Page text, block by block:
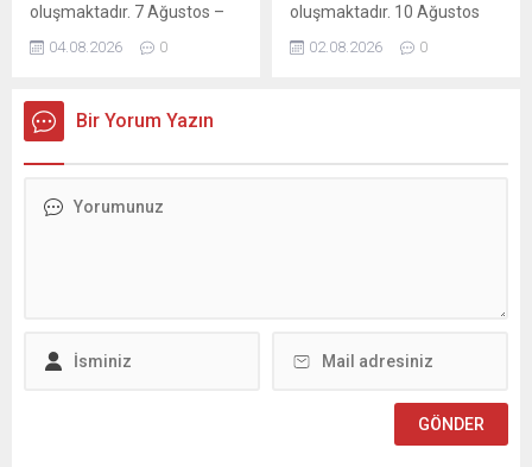
oluşmaktadır. 7 Ağustos –
arasındaki indirimler tüm
geçerlidir. Bu haftaki
katalogda mutfak
yelpazede ürünler mevcut.
04.08.2026 0
oluşmaktadır. 10 Ağustos
olacak indirimler, tüm BİM
02.08.2026 0
Bir Yorum Yazın